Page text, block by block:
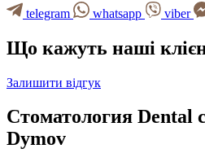
telegram whatsapp viber
Що кажуть наші
Залишити відгук
Стоматология Dental
Dymov